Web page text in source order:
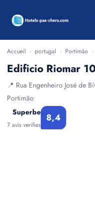
Accueil › portugal › Portimão ›
Edificio Riomar
📍 Rua Engenheiro José de
Portimão
Superbe
7 avis verifies
8,4